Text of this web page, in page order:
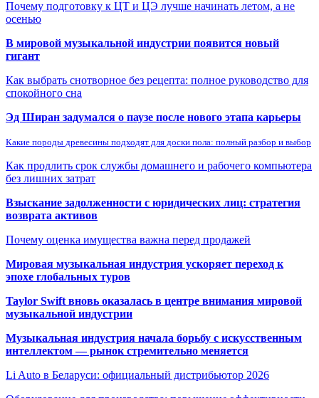
Почему подготовку к ЦТ и ЦЭ лучше начинать летом, а не
осенью
В мировой музыкальной индустрии появится новый
гигант
Как выбрать снотворное без рецепта: полное руководство для
спокойного сна
Эд Ширан задумался о паузе после нового этапа карьеры
Какие породы древесины подходят для доски пола: полный разбор и выбор
Как продлить срок службы домашнего и рабочего компьютера
без лишних затрат
Взыскание задолженности с юридических лиц: стратегия
возврата активов
Почему оценка имущества важна перед продажей
Мировая музыкальная индустрия ускоряет переход к
эпохе глобальных туров
Taylor Swift вновь оказалась в центре внимания мировой
музыкальной индустрии
Музыкальная индустрия начала борьбу с искусственным
интеллектом — рынок стремительно меняется
Li Auto в Беларуси: официальный дистрибьютор 2026